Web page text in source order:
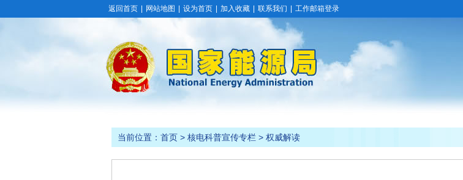
返回首页 网站地图 设为首页 加入收藏 联系我们 工作邮箱登录
当前位置： 首页 > 核电科普宣传专栏 > 权威解读